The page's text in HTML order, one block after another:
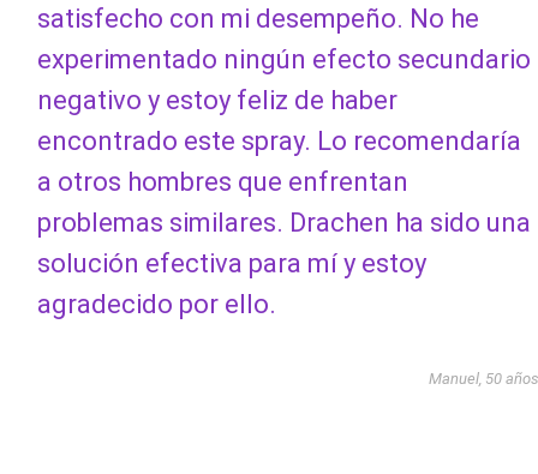
satisfecho con mi desempeño. No he
experimentado ningún efecto secundario
negativo y estoy feliz de haber
encontrado este spray. Lo recomendaría
a otros hombres que enfrentan
problemas similares. Drachen ha sido una
solución efectiva para mí y estoy
agradecido por ello.
Manuel, 50 años